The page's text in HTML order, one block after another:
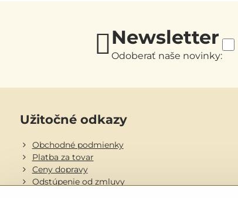
Newsletter
Odoberať naše novinky:
Užitočné odkazy
Obchodné podmienky
Platba za tovar
Ceny dopravy
Odstúpenie od zmluvy